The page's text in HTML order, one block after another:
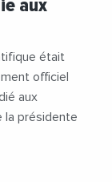
#Videos
aux
était
officiel
aux
la présidente